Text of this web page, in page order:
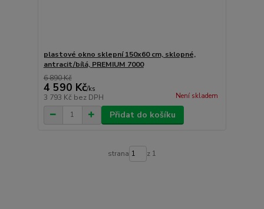
plastové okno sklepní 150x60 cm, sklopné,
antracit/bílá, PREMIUM 7000
6 890 Kč
4 590 Kč/ks
3 793 Kč bez DPH Není skladem
Přidat do košíku
strana z 1